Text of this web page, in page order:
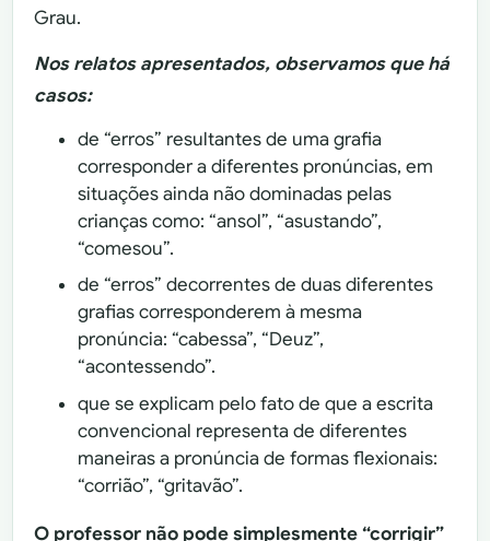
Grau.
Nos relatos apresentados, observamos que há
casos:
de “erros” resultantes de uma grafia
corresponder a diferentes pronúncias, em
situações ainda não dominadas pelas
crianças como: “ansol”, “asustando”,
“comesou”.
de “erros” decorrentes de duas diferentes
grafias corresponderem à mesma
pronúncia: “cabessa”, “Deuz”,
“acontessendo”.
que se explicam pelo fato de que a escrita
convencional representa de diferentes
maneiras a pronúncia de formas flexionais:
“corrião”, “gritavão”.
O professor não pode simplesmente “corrigir”